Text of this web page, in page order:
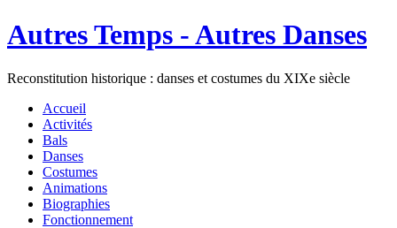
Autres Temps - Autres Danses
Reconstitution historique : danses et costumes du XIXe siècle
Accueil
Activités
Bals
Danses
Costumes
Animations
Biographies
Fonctionnement